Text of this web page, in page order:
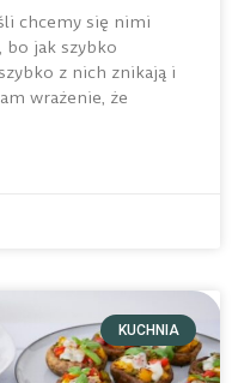
chcemy się nimi
bo jak szybko
z nich znikają i
wrażenie, że
KUCHNIA